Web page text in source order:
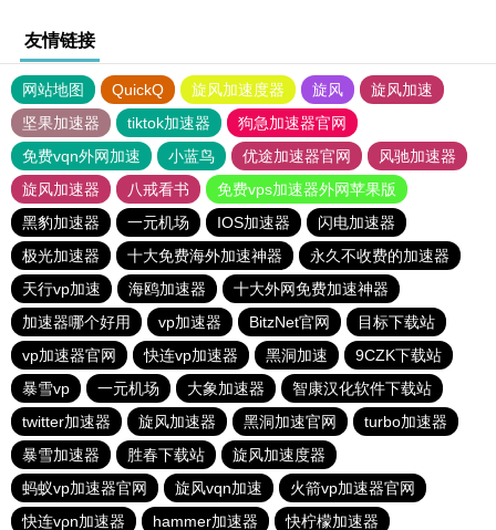
友情链接
网站地图 QuickQ 旋风加速度器 旋风
旋风加速
坚果加速器
tiktok加速器
狗急加速器官网
免费vqn外网加速
小蓝鸟 优途加速器官网
风驰加速器
旋风加速器
八戒看书
免费vps加速器外网苹果版
黑豹加速器
一元机场 IOS加速器
闪电加速器
极光加速器
十大免费海外加速神器
永久不收费的加速器
天行vp加速
海鸥加速器
十大外网免费加速神器
加速器哪个好用
vp加速器 BitzNet官网
目标下载站
vp加速器官网
快连vp加速器 黑洞加速
9CZK下载站
暴雪vp
一元机场 大象加速器
智康汉化软件下载站
twitter加速器
旋风加速器 黑洞加速官网
turbo加速器
暴雪加速器
胜春下载站
旋风加速度器
蚂蚁vp加速器官网
旋风vqn加速
火箭vp加速器官网
快连vρn加速器
hammer加速器 快柠檬加速器